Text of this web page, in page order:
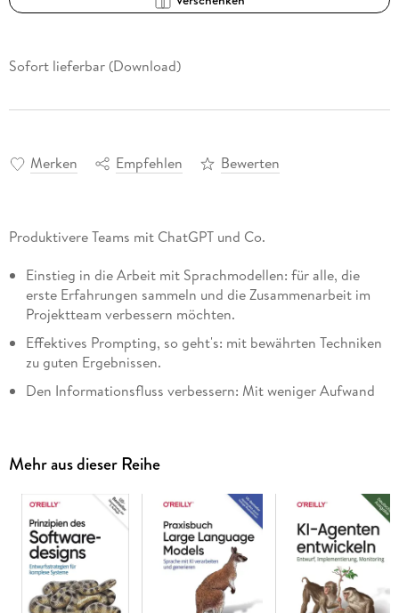
Sofort lieferbar (Download)
Merken Empfehlen Bewerten
Produktivere Teams mit ChatGPT und Co.
Einstieg in die Arbeit mit Sprachmodellen: für alle, die
erste Erfahrungen sammeln und die Zusammenarbeit im
Projektteam verbessern möchten.
Effektives Prompting, so geht's: mit bewährten Techniken
zu guten Ergebnissen.
Den Informationsfluss verbessern: Mit weniger Aufwand
Mit ChatGPT das Verständnis von Code erleichtern und
Entwicklerinnen, Projektmanager und Softwarearchitekten
erfahren in diesem Praxisbuch, wie sie ChatGPT und andere
Sprachmodelle nutzen, um ihre eigene Produktivität und die
ihres Teams erheblich zu steigern. Sprachmodelle können
Entwickler effektiv unterstützen, indem sie Code
Mehr aus dieser Reihe